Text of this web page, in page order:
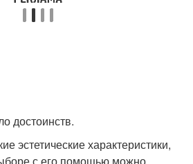
достоинств.
эстетические характеристики,